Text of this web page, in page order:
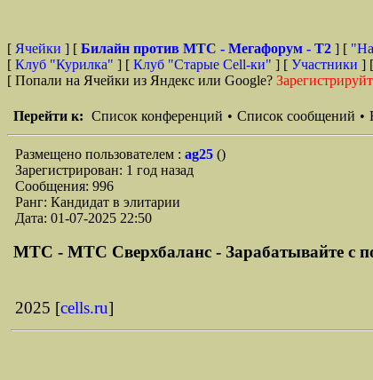
[ Ячейки ] [ Билайн против МТС - Мегафорум - T2 ] [ "На
[ Клуб "Курилка" ] [ Клуб "Старые Сell-ки" ] [ Участники ] [
[ Попали на Ячейки из Яндекс или Google?
Перейти к: Список конференций • Список сообщений •
Размещено пользователем : ag25 ()
Зарегистрирован: 1 год назад
Сообщения: 996
Ранг: Кандидат в элитарии
Дата: 01-07-2025 22:50
МТС - МТС Сверхбаланс - Зарабатывайте с
2025 [cells.ru]